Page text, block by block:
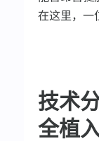
在这里，
技术
全植